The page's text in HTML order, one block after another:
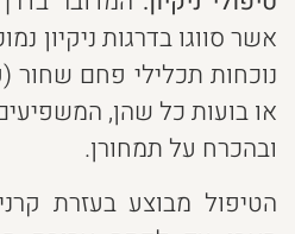
אשר סווגו בדרגות ניקיון
נוכחות תכלילי פחם שחור
או בועות כל שהן,
ובהכרח על תמחורן.
הטיפול מבוצע בעזרת